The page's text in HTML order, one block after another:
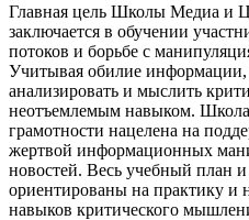
Главная цель Школы Медиа и
заключается в обучении
потоков и борьбе с
Учитывая обилие информации,
анализировать и мыслить
неотъемлемым навыком.
грамотности нацелена на
жертвой информационных
новостей. Весь учебный план
ориентированы на практику и
навыков критического